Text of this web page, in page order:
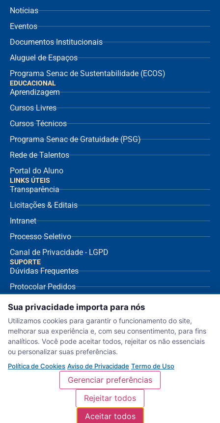
Notícias
Eventos
Documentos Institucionais
Aluguel de Espaços
Programa Senac de Sustentabilidade (ECOS)
EDUCACIONAL
Aprendizagem
Cursos Livres
Cursos Técnicos
Programa Senac de Gratuidade (PSG)
Rede de Talentos
Portal do Aluno
LINKS ÚTEIS
Transparência
Licitações & Editais
Intranet
Processo Seletivo
Canal de Privacidade - LGPD
SUPORTE
Dúvidas Frequentes
Protocolar Pedidos
Envio de NF Fornecedor
Ouvidoria
Aviso de Privacidade
Termo de Uso
Política de Cookies
Serviço Nacional de Aprendizagem Comercial – Departamento Regional de
Política de Privacidade
Sua privacidade importa para nós
Utilizamos cookies para garantir o funcionamento do site,
melhorar sua experiência e, com seu consentimento, para fins
analíticos. Você pode aceitar todos, rejeitar os não essenciais
ou personalizar suas preferências.
Política de Cookies·Aviso de Privacidade·Termo de Uso
Gerenciar preferências
Rejeitar todos
Aceitar todos